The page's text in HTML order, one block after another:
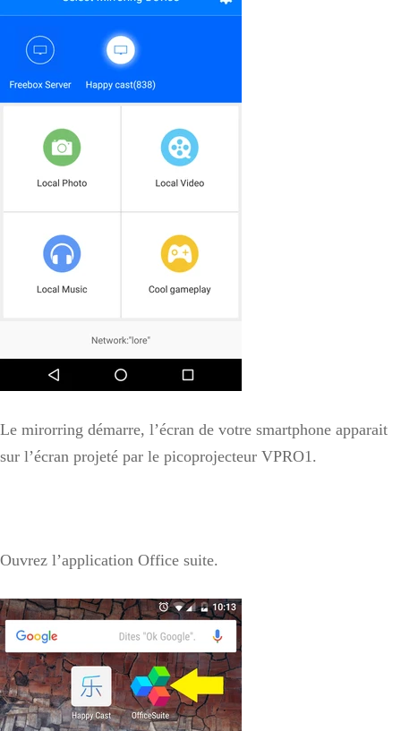
Le mirorring démarre, l’écran de votre smartphone apparait
sur l’écran projeté par le picoprojecteur VPRO1.
Ouvrez l’application Office suite.